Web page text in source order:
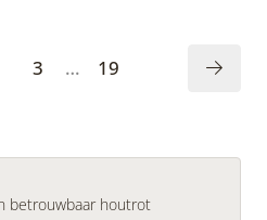
3 … 19
betrouwbaar houtrot